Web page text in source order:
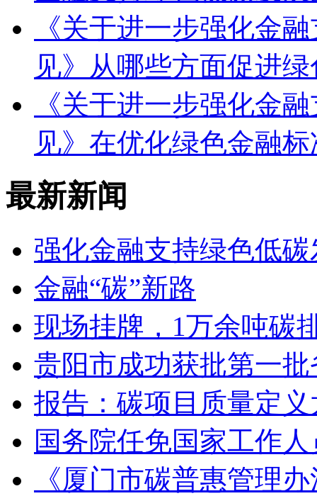
《关于进一步强化金
见》从哪些方面促进
《关于进一步强化金
见》在优化绿色金融
最新新闻
强化金融支持绿色低碳
金融“碳”新路
现场挂牌，1万余吨碳
贵阳市成功获批第一
报告：碳项目质量定
国务院任免国家工作
《厦门市碳普惠管理